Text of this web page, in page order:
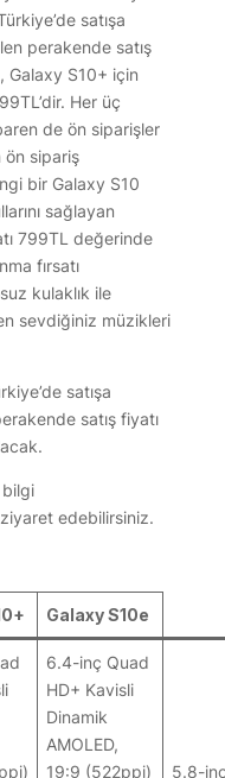
satışa
perakende satış
Galaxy S10+ için
Her üç
de ön siparişler
ön sipariş
bir Galaxy S10
sağlayan
799TL değerinde
fırsatı
kulaklık ile
sevdiğiniz müzikleri
satışa
satış fiyatı
bilgi
edebilirsiniz.
Galaxy S10e
6.4-inç Quad
HD+ Kavisli
Dinamik
AMOLED,
19:9 (522ppi)
5.8-